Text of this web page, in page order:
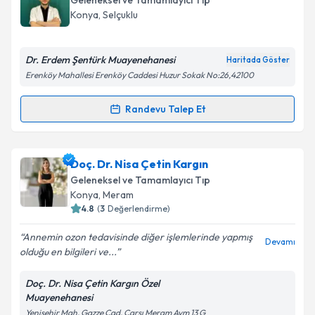
takvim hazırlandığında e-posta ile bilgilendireceğiz.
Kişisel verilerimin işlenmesine ilişkin
Metni'ni okudum ve kişisel verilerimin belirtilen
Takvim Talebini Gönder
Konya, Selçuklu
Dr. Erdem Şentürk Muayenehanesi Haritada Göster
Erenköy Mahallesi Erenköy Caddesi Huzur Sokak No:26,42100
Randevu Talep Et
Randevu Takvimi Talebi
Dr. Erdem Şentürk için randevu takvimi talebi
oluşturun. Size bu uzmandan randevu almanız için bir
takvim hazırlandığında e-posta ile bilgilendireceğiz.
Kişisel verilerimin işlenmesine ilişkin
Metni'ni okudum ve kişisel verilerimin belirtilen
Doç. Dr. Nisa Çetin Kargın
Geleneksel ve Tamamlayıcı Tıp
Konya, Meram
4.8 (3 Değerlendirme)
Annemin ozon tedavisinde diğer işlemlerinde yapmış
olduğu en bilgileri ve...
Devamı
Doç. Dr. Nisa Çetin Kargın Özel
Muayenehanesi
Yenişehir Mah. Gazze Cad. Çarşı Meram Avm 13 G